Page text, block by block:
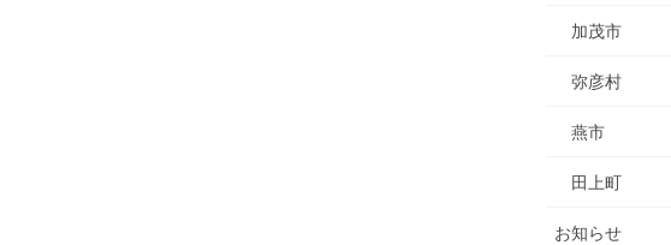
加茂市
弥彦村
燕市
田上町
お知らせ